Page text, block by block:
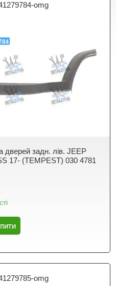
omg
дверей задн. лiв. JEEP
17- (TEMPEST) 030 4781
omg